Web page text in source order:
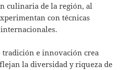
culinaria de la región, al
con técnicas
tradición e innovación crea
la diversidad y riqueza de